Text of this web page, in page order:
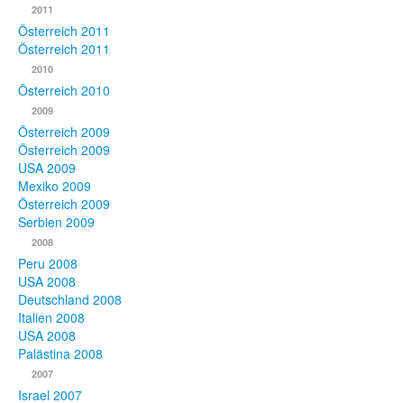
2011
Österreich 2011
Österreich 2011
2010
Österreich 2010
2009
Österreich 2009
Österreich 2009
USA 2009
Mexiko 2009
Österreich 2009
Serbien 2009
2008
Peru 2008
USA 2008
Deutschland 2008
Italien 2008
USA 2008
Palästina 2008
2007
Israel 2007